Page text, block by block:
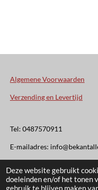
Deze website gebruikt
doeleinden en/of het tonen
gebruik te blijven maken
Algemene Voorwaarden
Verzending en Levertijd
Tel: 0487570911
E-mailadres:
Rooysestraat 4